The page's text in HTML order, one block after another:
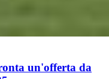
un'offerta da